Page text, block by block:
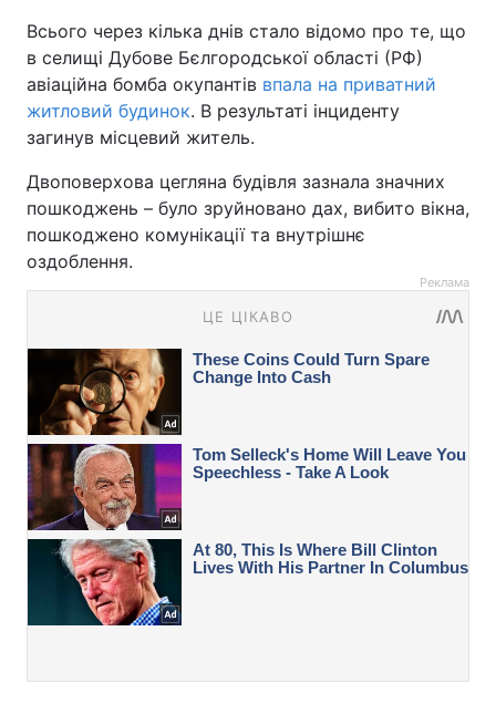
Всього через кілька днів стало відомо про те, що
в селищі Дубове Бєлгородської області (РФ)
авіаційна бомба окупантів впала на приватний
житловий будинок. В результаті інциденту
загинув місцевий житель.
Двоповерхова цегляна будівля зазнала значних
пошкоджень – було зруйновано дах, вибито вікна,
пошкоджено комунікації та внутрішнє
оздоблення.
Реклама